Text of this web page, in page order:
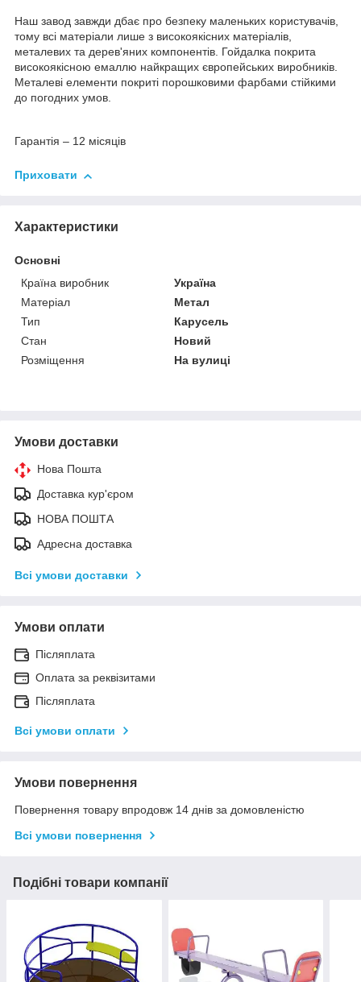
Наш завод завжди дбає про безпеку маленьких користувачів,
тому всі матеріали лише з високоякісних матеріалів,
металевих та дерев'яних компонентів. Гойдалка покрита
високоякісною емаллю найкращих європейських виробників.
Металеві елементи покриті порошковими фарбами стійкими
до погодних умов.
Гарантія – 12 місяців
Приховати
Характеристики
Основні
Країна виробник
Україна
Матеріал
Метал
Тип
Карусель
Стан
Новий
Розміщення
На вулиці
Умови доставки
Нова Пошта
Доставка кур'єром
НОВА ПОШТА
Адресна доставка
Всі умови доставки
Умови оплати
Післяплата
Оплата за реквізитами
Післяплата
Всі умови оплати
Умови повернення
Повернення товару впродовж 14 днів за домовленістю
Всі умови повернення
Подібні товари компанії